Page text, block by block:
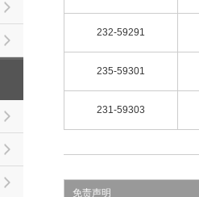
232-59291
235-59301
231-59303
免责声明